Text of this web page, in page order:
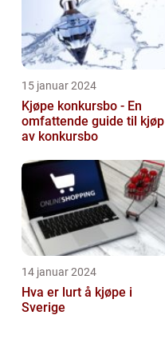
15 januar 2024
Kjøpe konkursbo - En
omfattende guide til kjøp
av konkursbo
14 januar 2024
Hva er lurt å kjøpe i
Sverige